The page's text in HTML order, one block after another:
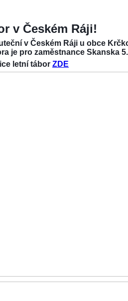
v Českém Ráji!
v Českém Ráji u obce
je pro zaměstnance Skanska
letní tábor ZDE